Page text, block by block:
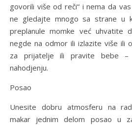
govorili više od reči“ i nema da
ne gledajte mnogo sa strane u
preplanule momke već uhvatite
negde na odmor ili izlazite više ili
za prijatelje ili pravite bebe
nahodjenju.
Posao
Unesite dobru atmosferu na
makar jednim delom posao u